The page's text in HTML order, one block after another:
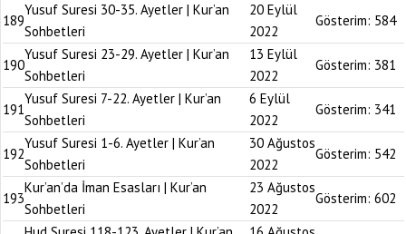
189
Yusuf Suresi 30-35. Ayetler | Kur’an
Sohbetleri
20 Eylül
2022
Gösterim: 584
190
Yusuf Suresi 23-29. Ayetler | Kur’an
Sohbetleri
13 Eylül
2022
Gösterim: 381
191
Yusuf Suresi 7-22. Ayetler | Kur’an
Sohbetleri
6 Eylül
2022
Gösterim: 341
192
Yusuf Suresi 1-6. Ayetler | Kur’an
Sohbetleri
30 Ağustos
2022
Gösterim: 542
193
Kur’an’da İman Esasları | Kur’an
Sohbetleri
23 Ağustos
2022
Gösterim: 602